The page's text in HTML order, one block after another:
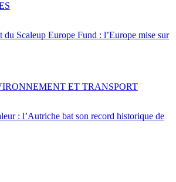
du Scaleup Europe Fund : l’Europe mise sur
: l’Autriche bat son record historique de
ET TRANSPORT